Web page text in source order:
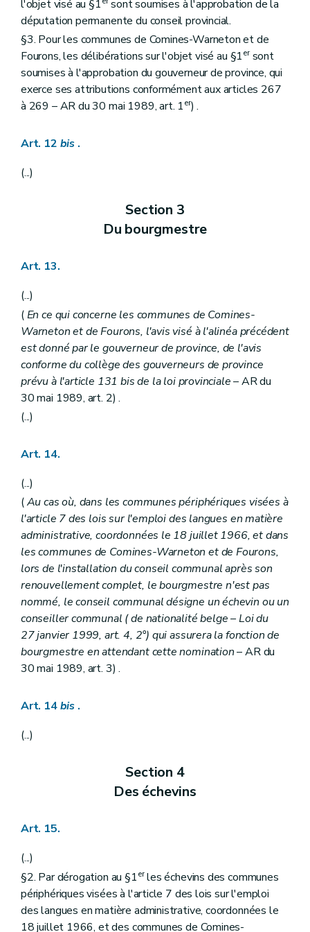
Art. 119
bis
Art. 119ter
Art. 120
Art. 120bis
Art. 121
Art. 122
Chapitre II Des attributions du collège des bourgmestre et échevins
Art. 123
Art. 126
Chapitre III Des attributions du bourgmestre
Art. 134quater
Chapitre IV Des attributions des communes en général
Art. 135
Chapitre V Loi du 27 mai 1989, art. 2, §3, al.2). - Du receveur
Section première Dispositions applicables à tous les receveurs
Art. 136 à 139
Section 2
Art. 140 à 142
Art. 144
Art. 145
Art. 146
Art. 147
Art. 148
Chapitre III De la nomination
Art. 149
Chapitre IV
(De la discipline du personnel enseignant – Loi du 24 mai 1991, art. 2, 10°
Art. 150
Art. 151
Art. 152
Chapitre IVbis (Des interdictions– Loi du 24 mai 1991, art. 2, 17°)
Art. 153
Chapitre V Du personnel de l'état civil
Art. 154
Art. 156
bis
Art. 163
Art. 166
Art. 167
Art. 168
Art. 169
Titre IV De la police communale
l'objet visé au §1 sont soumises à l'approbation de la
députation permanente du conseil provincial.
§3. Pour les communes de Comines-Warneton et de
Fourons, les délibérations sur l'objet visé au §1ersont
soumises à l'approbation du gouverneur de province, qui
exerce ses attributions conformément aux articles 267
à 269 – AR du 30 mai 1989, art. 1er) .
Art. 12 bis .
(...)
Section 3
Du bourgmestre
Art. 13.
(...)
(En ce qui concerne les communes de Comines-
Warneton et de Fourons, l'avis visé à l'alinéa précédent
est donné par le gouverneur de province, de l'avis
conforme du collège des gouverneurs de province
prévu à l'article 131bisde la loi provinciale– AR du
30 mai 1989, art. 2) .
(...)
Art. 14.
(...)
(Au cas où, dans les communes périphériques visées à
l'article 7 des lois sur l'emploi des langues en matière
administrative, coordonnées le 18 juillet 1966, et dans
les communes de Comines-Warneton et de Fourons,
lors de l'installation du conseil communal après son
renouvellement complet, le bourgmestre n'est pas
nommé, le conseil communal désigne un échevin ou un
conseiller communal (de nationalité belge– Loi du
27 janvier 1999, art. 4, 2°) qui assurera la fonction de
bourgmestre en attendant cette nomination– AR du
30 mai 1989, art. 3) .
Art. 14bis .
(...)
Section 4
Des échevins
Art. 15.
(...)
§2. Par dérogation au §1erles échevins des communes
périphériques visées à l'article 7 des lois sur l'emploi
des langues en matière administrative, coordonnées le
18 juillet 1966, et des communes de Comines-